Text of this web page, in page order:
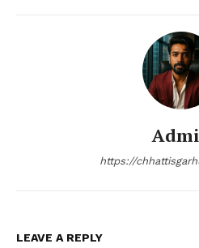
https://
LEAVE A REPLY